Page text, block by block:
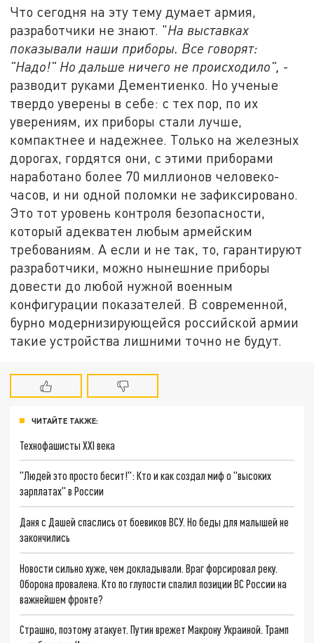
Что сегодня на эту тему думает армия,
разработчики не знают. "На выставках
показывали наши приборы. Все говорят:
"Надо!" Но дальше ничего не происходило", -
разводит руками Дементиенко. Но ученые
твердо уверены в себе: с тех пор, по их
уверениям, их приборы стали лучше,
компактнее и надежнее. Только на железных
дорогах, гордятся они, с этими приборами
наработано более 70 миллионов человеко-
часов, и ни одной поломки не зафиксировано.
Это тот уровень контроля безопасности,
который адекватен любым армейским
требованиям. А если и не так, то, гарантируют
разработчики, можно нынешние приборы
довести до любой нужной военным
конфигурации показателей. В современной,
бурно модернизирующейся российской армии
такие устройства лишними точно не будут.
ЧИТАЙТЕ ТАКЖЕ:
Технофашисты XXI века
"Людей это просто бесит!": Кто и как создал миф о "высоких
зарплатах" в России
Даня с Дашей спаслись от боевиков ВСУ. Но беды для малышей не
закончились
Новости сильно хуже, чем докладывали. Враг форсировал реку.
Оборона провалена. Кто по глупости спалил позиции ВС России на
важнейшем фронте?
Страшно, поэтому атакует. Путин врежет Макрону Украиной. Трамп